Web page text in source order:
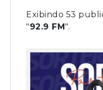
Exibindo 53
"92.9 FM".